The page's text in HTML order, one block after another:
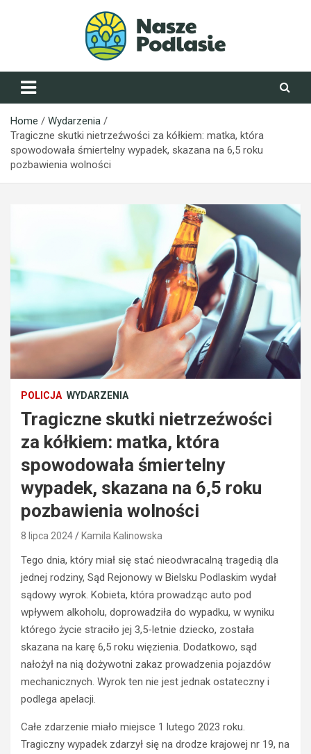
NaszePodlasie.pl
Home
Wydarzenia
Tragiczne skutki nietrzeźwości za kółkiem: matka, która
spowodowała śmiertelny wypadek, skazana na 6,5 roku
pozbawienia wolności
POLICJA WYDARZENIA
Tragiczne skutki nietrzeźwości
za kółkiem: matka, która
spowodowała śmiertelny
wypadek, skazana na 6,5 roku
pozbawienia wolności
8 lipca 2024 Kamila Kalinowska
Tego dnia, który miał się stać nieodwracalną tragedią dla
jednej rodziny, Sąd Rejonowy w Bielsku Podlaskim wydał
sądowy wyrok. Kobieta, która prowadząc auto pod
wpływem alkoholu, doprowadziła do wypadku, w wyniku
którego życie straciło jej 3,5-letnie dziecko, została
skazana na karę 6,5 roku więzienia. Dodatkowo, sąd
nałożył na nią dożywotni zakaz prowadzenia pojazdów
mechanicznych. Wyrok ten nie jest jednak ostateczny i
podlega apelacji.
Całe zdarzenie miało miejsce 1 lutego 2023 roku.
Tragiczny wypadek zdarzył się na drodze krajowej nr 19, na
BEZPIECZEŃSTWO
POLICJA
WYPADKI
M
o
d
y
k
POLICJA
WYPADKI
ZATRZYMANIA
N
e